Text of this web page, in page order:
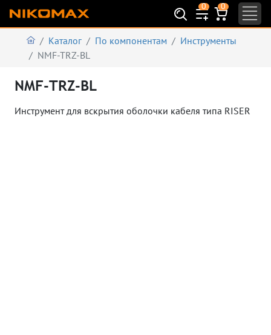
0 0
Каталог По компонентам
Инструменты
NMF-TRZ-BL
NMF-TRZ-BL
Инструмент для вскрытия оболочки кабеля типа RISER